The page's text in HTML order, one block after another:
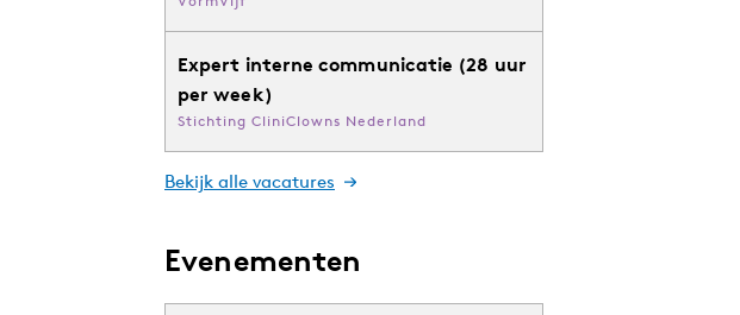
Expert interne communicatie (28 uur
per week)
Stichting CliniClowns Nederland
Bekijk alle vacatures
Evenementen